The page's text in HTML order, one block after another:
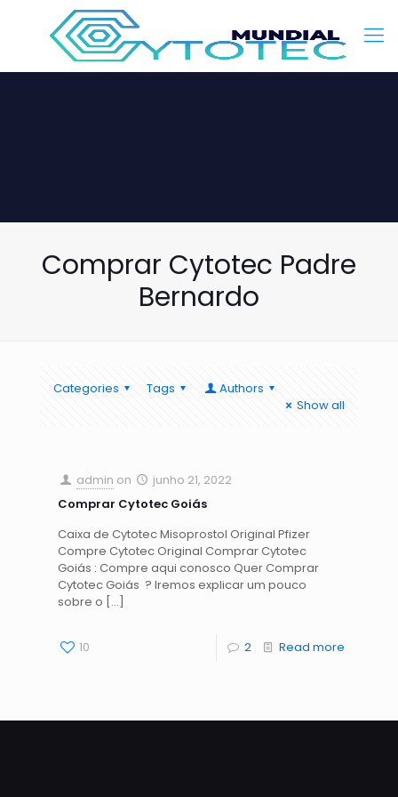
Comprar Cytotec Padre
Bernardo
Categories Tags
Authors
Show all
admin on
junho 21, 2022
Comprar Cytotec Goiás
Caixa de Cytotec Misoprostol Original Pfizer
Compre Cytotec Original Comprar Cytotec
Goiás : Compre aqui conosco Quer Comprar
Cytotec Goiás ? Iremos explicar um pouco
sobre o […]
10 2 Read more